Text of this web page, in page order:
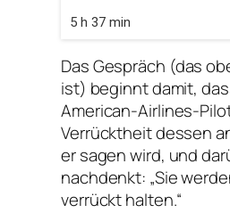
5 h 37 min
Das Gespräch (das
ist) beginnt damit,
American-Airlines-
Verrücktheit dessen
er sagen wird, und
nachdenkt: „Sie
verrückt halten.“